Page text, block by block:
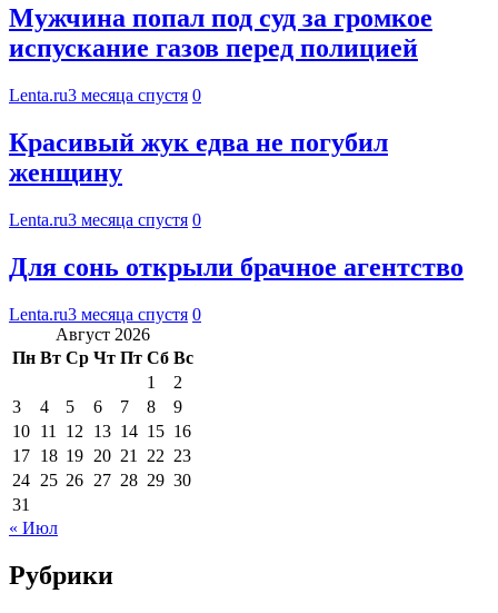
Мужчина попал под суд за громкое
испускание газов перед полицией
Lenta.ru3 месяца спустя 0
Красивый жук едва не погубил
женщину
Lenta.ru3 месяца спустя 0
Для сонь открыли брачное агентство
Lenta.ru3 месяца спустя 0
Август 2026
Пн Вт Ср Чт Пт Сб Вс
1
2
3
4 5 6 7 8
9
10 11 12 13 14 15 16
17 18 19 20 21 22 23
24 25 26 27 28 29 30
31
« Июл
Рубрики